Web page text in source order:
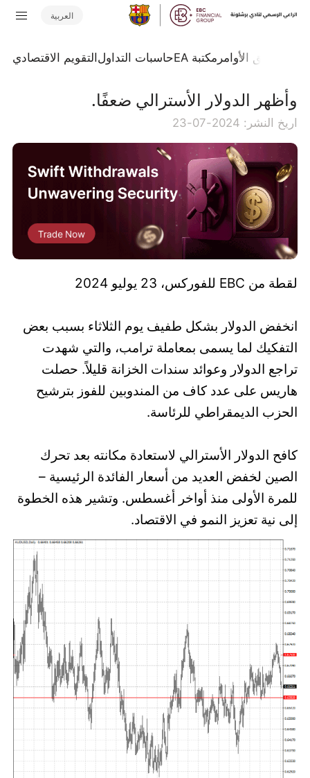
العربية
تدفق الأوامر مكتبة EA حاسبات التداولالتقويم الاقتصادي
وأظهر الدولار الأسترالي ضعفًا.
اريخ النشر: 2024-07-23
لقطة من EBC للفوركس، 23 يوليو 2024
انخفض الدولار بشكل طفيف يوم الثلاثاء بسبب بعض
التفكيك لما يسمى بمعاملة ترامب، والتي شهدت
تراجع الدولار وعوائد سندات الخزانة قليلاً. حصلت
هاريس على عدد كاف من المندوبين للفوز بترشيح
الحزب الديمقراطي للرئاسة.
كافح الدولار الأسترالي لاستعادة مكانته بعد تحرك
الصين لخفض العديد من أسعار الفائدة الرئيسية –
للمرة الأولى منذ أواخر أغسطس. وتشير هذه الخطوة
إلى نية تعزيز النمو في الاقتصاد.